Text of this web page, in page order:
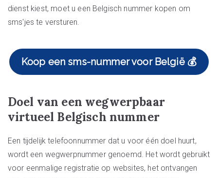
dienst kiest, moet u een Belgisch nummer kopen om
sms'jes te versturen.
Koop een sms-nummer voor België 💰
Doel van een wegwerpbaar
virtueel Belgisch nummer
Een tijdelijk telefoonnummer dat u voor één doel huurt,
wordt een wegwerpnummer genoemd. Het wordt gebruikt
voor eenmalige registratie op websites, het ontvangen